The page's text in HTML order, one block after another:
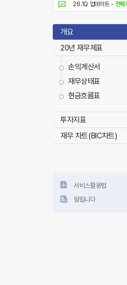
26.1Q 업데이트 - 전체
개요
20년 재무제표
손익계산서
재무상태표
현금흐름표
투자지표
재무 차트(BIC차트)
서비스활용법
알립니다